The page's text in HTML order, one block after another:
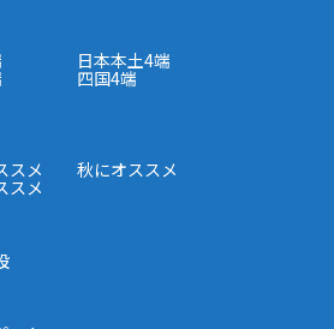
日本本土4端
四国4端
スメ 秋にオススメ
スメ